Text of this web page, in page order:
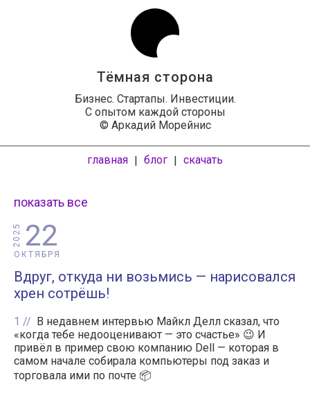
Тёмная сторона
Бизнес. Стартапы. Инвестиции.
С опытом каждой стороны
© Аркадий Морейнис
главная | блог | скачать
показать все
22
ОКТЯБРЯ
2025
Вдруг, откуда ни возьмись — нарисовался
хрен сотрёшь!
1
В недавнем интервью Майкл Делл сказал, что
«когда тебе недооценивают — это счастье» 😉 И
привёл в пример свою компанию Dell — которая в
самом начале собирала компьютеры под заказ и
торговала ими по почте 📦